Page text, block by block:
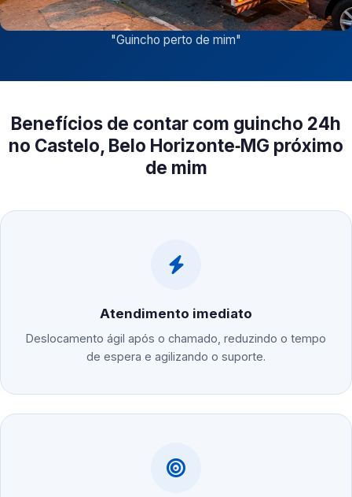
"Guincho perto de mim"
Benefícios de contar com guincho 24h
no Castelo, Belo Horizonte‑MG próximo
de mim
Atendimento imediato
Deslocamento ágil após o chamado, reduzindo o tempo
de espera e agilizando o suporte.